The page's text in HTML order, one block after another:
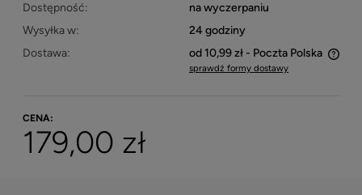
Dostępność:
na wyczerpaniu
Wysyłka w:
24 godziny
Dostawa:
od 10,99 zł - Poczta Polska
Cena nie zawiera ewentualnych kosztów płatności
sprawdź formy dostawy
CENA:
179,00 zł